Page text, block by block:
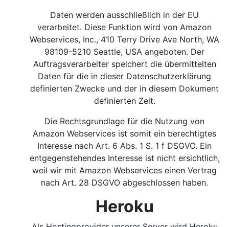
Daten werden ausschließlich in der EU
verarbeitet. Diese Funktion wird von Amazon
Webservices, Inc., 410 Terry Drive Ave North, WA
98109-5210 Seattle, USA angeboten. Der
Auftragsverarbeiter speichert die übermittelten
Daten für die in dieser Datenschutzerklärung
definierten Zwecke und der in diesem Dokument
definierten Zeit.
Die Rechtsgrundlage für die Nutzung von
Amazon Webservices ist somit ein berechtigtes
Interesse nach Art. 6 Abs. 1 S. 1 f DSGVO. Ein
entgegenstehendes Interesse ist nicht ersichtlich,
weil wir mit Amazon Webservices einen Vertrag
nach Art. 28 DSGVO abgeschlossen haben.
Heroku